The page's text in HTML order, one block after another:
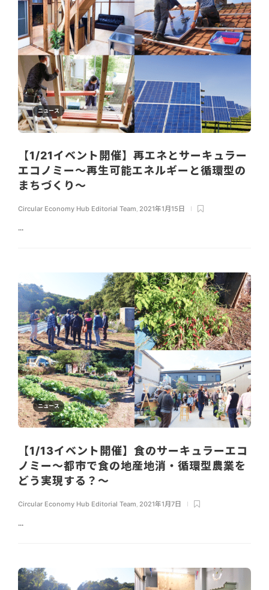
ニュース
【1/21イベント開催】再エネとサーキュラー
エコノミー～再生可能エネルギーと循環型の
まちづくり～
Circular Economy Hub Editorial Team 2021年1月15日
...
ニュース
【1/13イベント開催】食のサーキュラーエコ
ノミー～都市で食の地産地消・循環型農業を
どう実現する？〜
Circular Economy Hub Editorial Team 2021年1月7日
...